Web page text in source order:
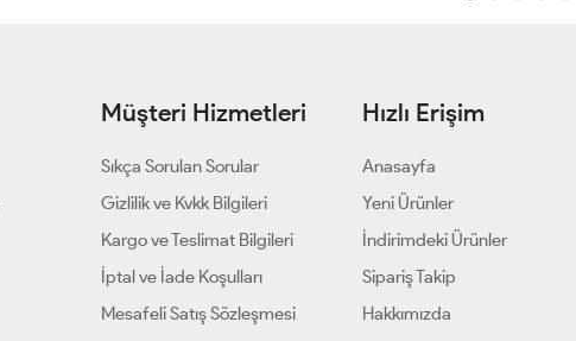
Müşteri Hizmetleri
Sıkça Sorulan Sorular
Gizlilik ve Kvkk Bilgileri
Kargo ve Teslimat Bilgileri
İptal ve İade Koşulları
Mesafeli Satış Sözleşmesi
Hızlı Erişim
Anasayfa
Yeni Ürünler
İndirimdeki Ürünler
Sipariş Takip
Hakkımızda